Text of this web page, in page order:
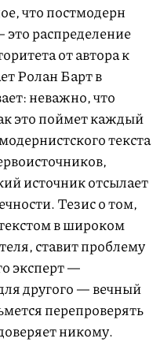
что постмодерн
распределение
от автора к
Ролан Барт в
неважно, что
это поймет каждый
текста
источник отсылает
Тезис о том,
в широком
ставит проблему
эксперт —
другого — вечный
перепроверять
никому.